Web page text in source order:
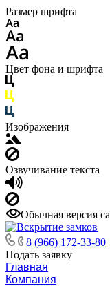
Размер шрифта
Цвет фона и шрифта
Изображения
Озвучивание текста
Обычная версия
8 (966) 172-33-80
Подать заявку
Главная
Компания